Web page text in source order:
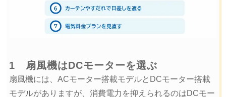
1 扇風機はDCモーターを選ぶ
扇風機には、ACモーター搭載モデルとDCモーター搭載
モデルがありますが、消費電力を抑えられるのはDCモー